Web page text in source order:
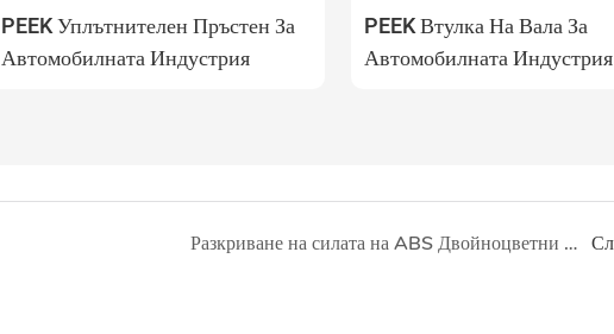
PEEK Уплътнителен Пръстен За
Автомобилната Индустрия
PEEK Втулка На Вала За
Автомобилната Индустрия
Разкриване на силата на ABS Двойноцветни листове: Издръжливостта отговаря на естетическите иновации